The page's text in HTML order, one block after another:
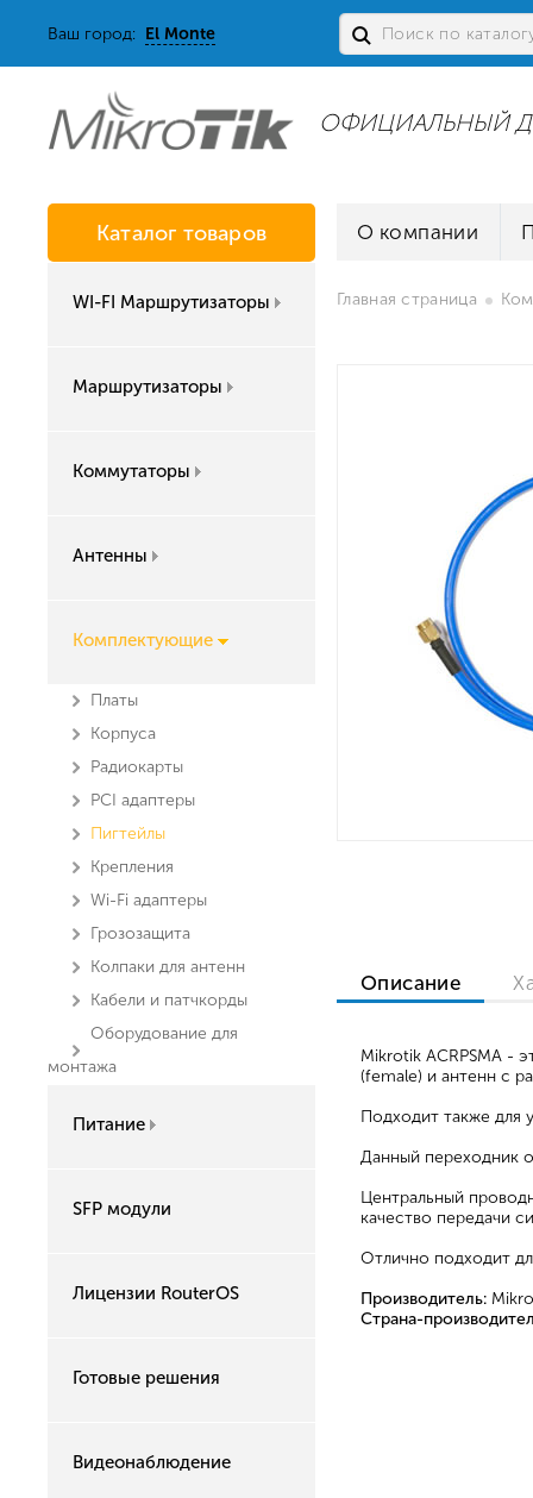
Ваш город: El Monte
ОФИЦИАЛЬНЫЙ
Каталог товаров
WI-FI Маршрутизаторы
Маршрутизаторы
Коммутаторы
Антенны
Комплектующие
Платы
Корпуса
Радиокарты
PCI адаптеры
Пигтейлы
Крепления
Wi-Fi адаптеры
Грозозащита
Колпаки для антенн
Кабели и патчкорды
Оборудование для
монтажа
Питание
SFP модули
Лицензии RouterOS
Готовые решения
Видеонаблюдение
О компании
Главная страница
Описание
Mikrotik ACRPSMA -
(female) и антенн с
Подходит также для
Данный переходник
Центральный
качество передачи
Отлично подходит
Производитель:
Страна-